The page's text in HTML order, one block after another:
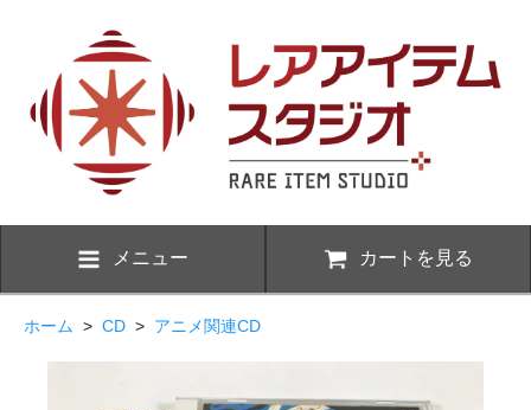
メニュー カートを見る
ホーム > CD > アニメ関連CD